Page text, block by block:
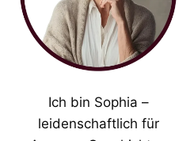
Ich bin Sophia –
leidenschaftlich für